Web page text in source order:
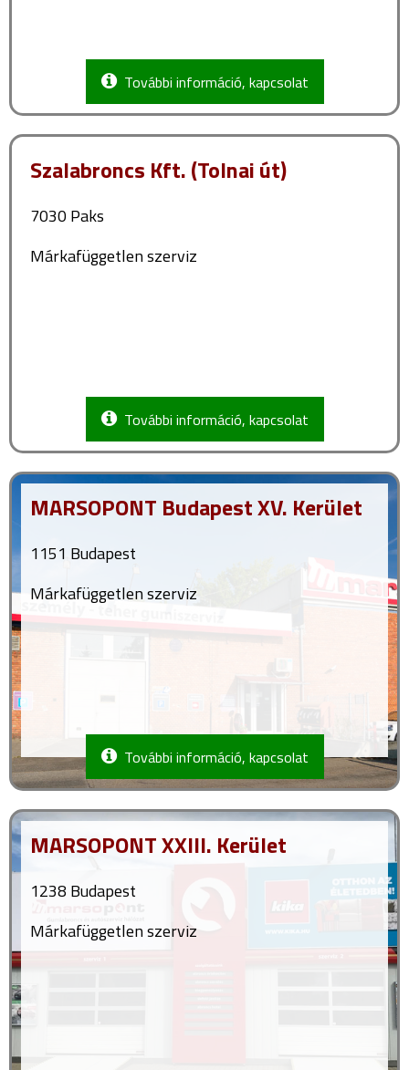
További információ, kapcsolat
Szalabroncs Kft. (Tolnai út)
7030 Paks
Márkafüggetlen szerviz
További információ, kapcsolat
MARSOPONT Budapest XV. Kerület
1151 Budapest
Márkafüggetlen szerviz
További információ, kapcsolat
MARSOPONT XXIII. Kerület
1238 Budapest
Márkafüggetlen szerviz